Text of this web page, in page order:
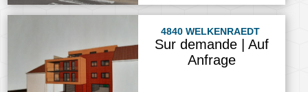
4840 WELKENRAEDT
Sur demande | Auf
Anfrage